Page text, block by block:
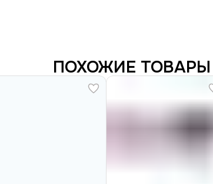
ПОХОЖИЕ ТОВАРЫ